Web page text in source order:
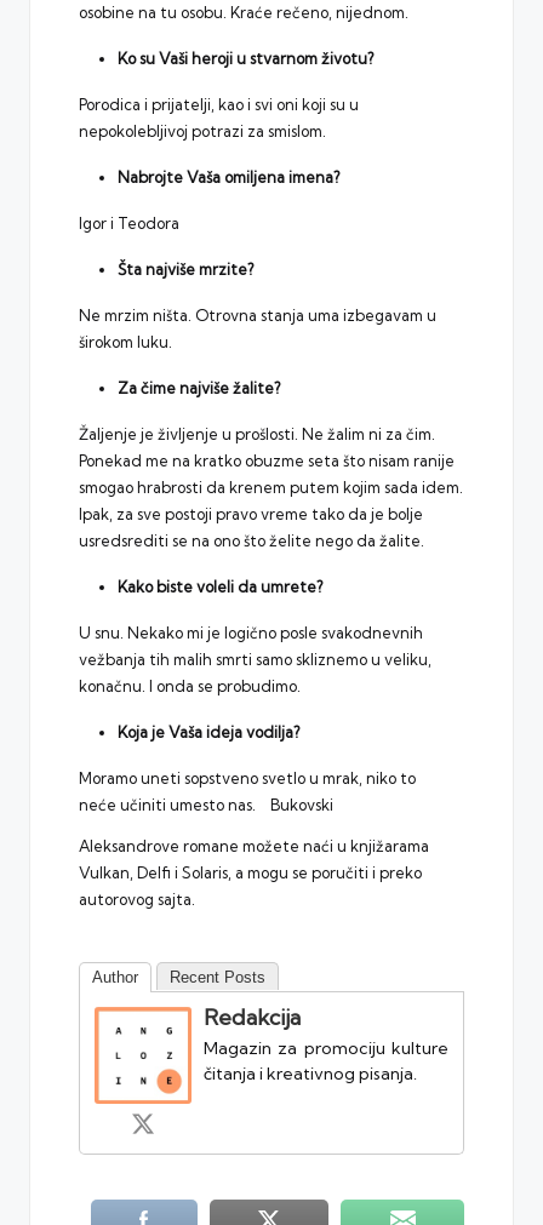
osobine na tu osobu. Kraće rečeno, nijednom.
Ko su Vaši heroji u stvarnom životu?
Porodica i prijatelji, kao i svi oni koji su u
nepokolebljivoj potrazi za smislom.
Nabrojte Vaša omiljena imena?
Igor i Teodora
Šta najviše mrzite?
Ne mrzim ništa. Otrovna stanja uma izbegavam u
širokom luku.
Za čime najviše žalite?
Žaljenje je življenje u prošlosti. Ne žalim ni za čim.
Ponekad me na kratko obuzme seta što nisam ranije
smogao hrabrosti da krenem putem kojim sada idem.
Ipak, za sve postoji pravo vreme tako da je bolje
usredsrediti se na ono što želite nego da žalite.
Kako biste voleli da umrete?
U snu. Nekako mi je logično posle svakodnevnih
vežbanja tih malih smrti samo skliznemo u veliku,
konačnu. I onda se probudimo.
Koja je Vaša ideja vodilja?
Moramo uneti sopstveno svetlo u mrak, niko to
neće učiniti umesto nas. Bukovski
Aleksandrove romane možete naći u knjižarama
Vulkan, Delfi i Solaris, a mogu se poručiti i preko
autorovog sajta
Author Recent Posts
Redakcija
Magazin za promociju kulture
čitanja i kreativnog pisanja.